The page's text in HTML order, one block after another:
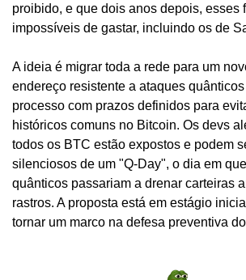
proibido, e que dois anos depois, esses
impossíveis de gastar, incluindo os de
A ideia é migrar toda a rede para um
endereço resistente a ataques
processo com prazos definidos para
históricos comuns no Bitcoin. Os devs
todos os BTC estão expostos e podem
silenciosos de um "Q-Day", o dia em
quânticos passariam a drenar carteiras
rastros. A proposta está em estágio
tornar um marco na defesa preventiva